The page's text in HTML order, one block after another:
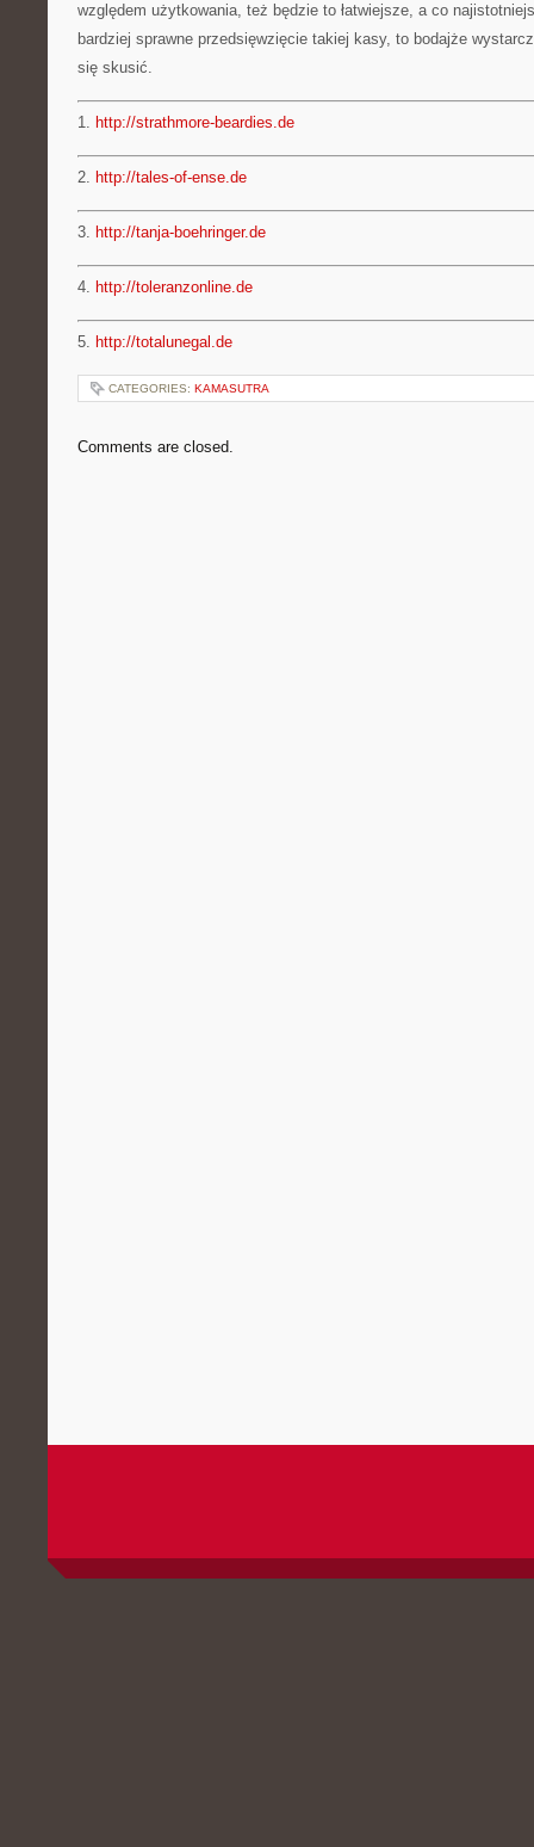
względem użytkowania, też będzie to łatwiejsze, a co
bardziej sprawne przedsięwzięcie takiej kasy, to bodajże
się skusić.
1. http://strathmore-beardies.de
2. http://tales-of-ense.de
3. http://tanja-boehringer.de
4. http://toleranzonline.de
5. http://totalunegal.de
CATEGORIES: KAMASUTRA
Comments are closed.